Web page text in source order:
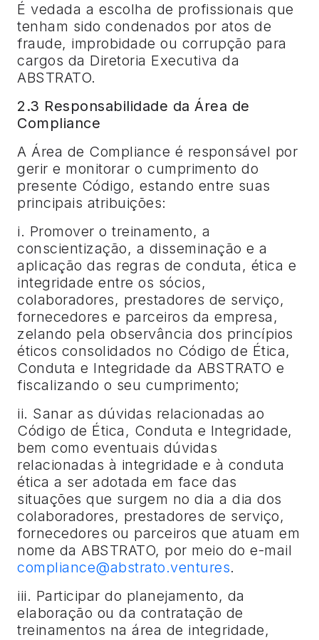
É vedada a escolha de profissionais que
tenham sido condenados por atos de
fraude, improbidade ou corrupção para
cargos da Diretoria Executiva da
ABSTRATO.
2.3 Responsabilidade da Área de
Compliance
A Área de Compliance é responsável por
gerir e monitorar o cumprimento do
presente Código, estando entre suas
principais atribuições:
i. Promover o treinamento, a
conscientização, a disseminação e a
aplicação das regras de conduta, ética e
integridade entre os sócios,
colaboradores, prestadores de serviço,
fornecedores e parceiros da empresa,
zelando pela observância dos princípios
éticos consolidados no Código de Ética,
Conduta e Integridade da ABSTRATO e
fiscalizando o seu cumprimento;
ii. Sanar as dúvidas relacionadas ao
Código de Ética, Conduta e Integridade,
bem como eventuais dúvidas
relacionadas à integridade e à conduta
ética a ser adotada em face das
situações que surgem no dia a dia dos
colaboradores, prestadores de serviço,
fornecedores ou parceiros que atuam em
nome da ABSTRATO, por meio do e-mail
compliance@abstrato.ventures.
iii. Participar do planejamento, da
elaboração ou da contratação de
treinamentos na área de integridade,